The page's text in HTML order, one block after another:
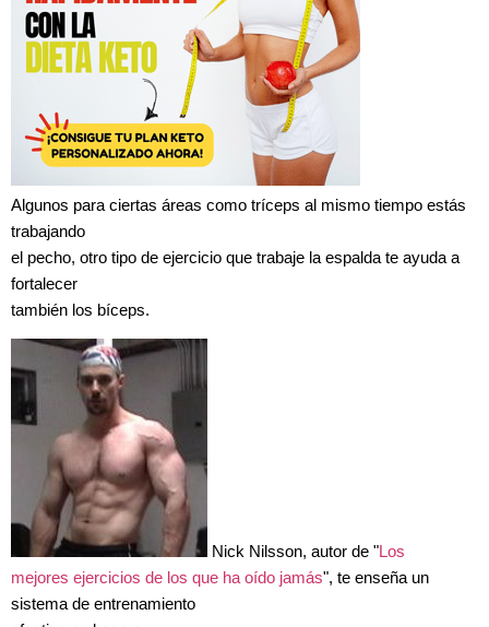
Algunos para ciertas áreas como tríceps al mismo tiempo estás
trabajando
el pecho, otro tipo de ejercicio que trabaje la espalda te ayuda a
fortalecer
también los bíceps.
Nick Nilsson, autor de "Los
mejores ejercicios de los que ha oído jamás", te enseña un
sistema de entrenamiento